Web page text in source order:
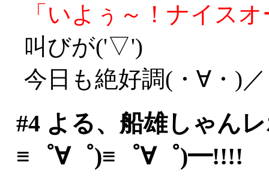
「いよぅ～！ナイス
叫びが('▽')
今日も絶好調(・∀・)／
#4よる、船雄しゃん
≡゜∀゜)≡゜∀゜)━!!!!